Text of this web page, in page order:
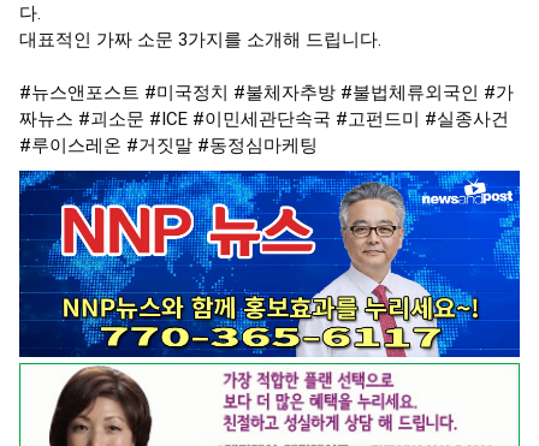
다.
대표적인 가짜 소문 3가지를 소개해 드립니다.
#뉴스앤포스트 #미국정치 #불체자추방 #불법체류외국인 #가
짜뉴스 #괴소문 #ICE #이민세관단속국 #고펀드미 #실종사건
#루이스레온 #거짓말 #동정심마케팅